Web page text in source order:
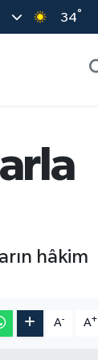
34°
hâkim
A- A+